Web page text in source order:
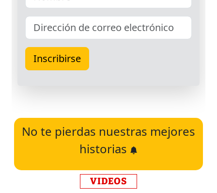
No te pierdas nuestras mejores
historias
VIDEOS